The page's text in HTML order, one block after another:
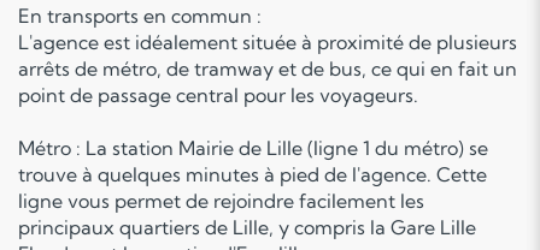
En transports en commun :
L'agence est idéalement située à proximité de plusieurs
arrêts de métro, de tramway et de bus, ce qui en fait un
point de passage central pour les voyageurs.
Métro : La station Mairie de Lille (ligne 1 du métro) se
trouve à quelques minutes à pied de l'agence. Cette
ligne vous permet de rejoindre facilement les
principaux quartiers de Lille, y compris la Gare Lille